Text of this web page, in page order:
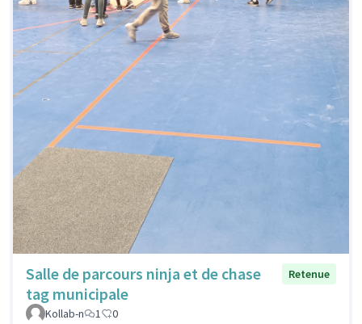
Salle de parcours ninja et de chase
tag municipale
Retenue
Kollab-n 1 0